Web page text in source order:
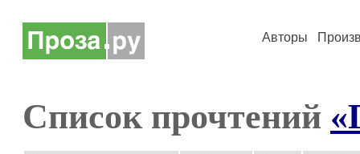
Авторы
Список прочтений